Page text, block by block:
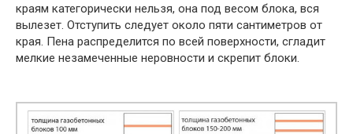
краям категорически нельзя, она под весом блока, вся
вылезет. Отступить следует около пяти сантиметров от
края. Пена распределится по всей поверхности, сгладит
мелкие незамеченные неровности и скрепит блоки.